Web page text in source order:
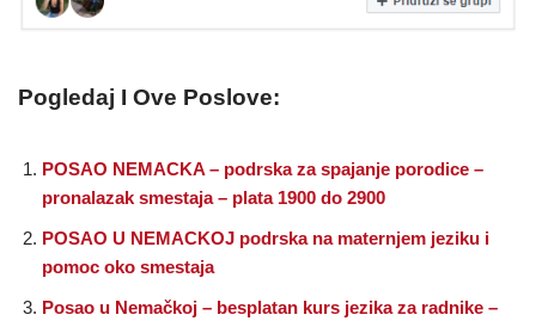
Pogledaj I Ove Poslove:
POSAO NEMACKA – podrska za spajanje porodice –
pronalazak smestaja – plata 1900 do 2900
POSAO U NEMACKOJ podrska na maternjem jeziku i
pomoc oko smestaja
Posao u Nemačkoj – besplatan kurs jezika za radnike –